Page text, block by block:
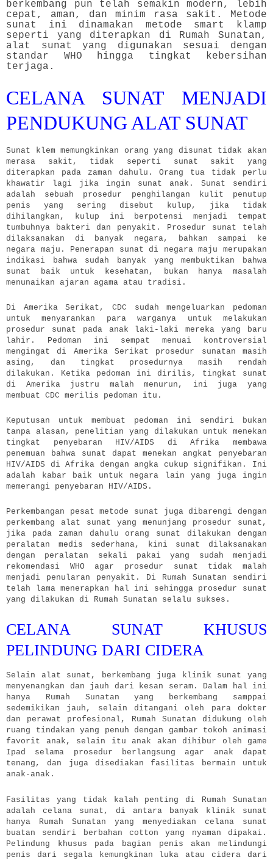
berkembang pun telah semakin modern, lebih
cepat, aman, dan minim rasa sakit. Metode
sunat ini dinamakan metode smart klamp
seperti yang diterapkan di Rumah Sunatan,
alat sunat yang digunakan sesuai dengan
standar WHO hingga tingkat kebersihan
terjaga.
CELANA SUNAT MENJADI
PENDUKUNG ALAT SUNAT
Sunat klem memungkinkan orang yang disunat tidak akan
merasa sakit, tidak seperti sunat sakit yang
diterapkan pada zaman dahulu. Orang tua tidak perlu
khawatir lagi jika ingin sunat anak. Sunat sendiri
adalah sebuah prosedur penghilangan kulit penutup
penis yang sering disebut kulup, jika tidak
dihilangkan, kulup ini berpotensi menjadi tempat
tumbuhnya bakteri dan penyakit. Prosedur sunat telah
dilaksanakan di banyak negara, bahkan sampai ke
negara maju. Penerapan sunat di negara maju merupakan
indikasi bahwa sudah banyak yang membuktikan bahwa
sunat baik untuk kesehatan, bukan hanya masalah
menunaikan ajaran agama atau tradisi.
Di Amerika Serikat, CDC sudah mengeluarkan pedoman
untuk menyarankan para warganya untuk melakukan
prosedur sunat pada anak laki-laki mereka yang baru
lahir. Pedoman ini sempat menuai kontroversial
mengingat di Amerika Serikat prosedur sunatan masih
asing, dan tingkat prosedurnya masih rendah
dilakukan. Ketika pedoman ini dirilis, tingkat sunat
di Amerika justru malah menurun, ini juga yang
membuat CDC merilis pedoman itu.
Keputusan untuk membuat pedoman ini sendiri bukan
tanpa alasan, penelitian yang dilakukan untuk menekan
tingkat penyebaran HIV/AIDS di Afrika membawa
penemuan bahwa sunat dapat menekan angkat penyebaran
HIV/AIDS di Afrika dengan angka cukup signifikan. Ini
adalah kabar baik untuk negara lain yang juga ingin
memerangi penyebaran HIV/AIDS.
Perkembangan pesat metode sunat juga dibarengi dengan
perkembang alat sunat yang menunjang prosedur sunat,
jika pada zaman dahulu orang sunat dilakukan dengan
peralatan medis sederhana, kini sunat dilaksanakan
dengan peralatan sekali pakai yang sudah menjadi
rekomendasi WHO agar prosedur sunat tidak malah
menjadi penularan penyakit. Di Rumah Sunatan sendiri
telah lama menerapkan hal ini sehingga prosedur sunat
yang dilakukan di Rumah Sunatan selalu sukses.
CELANA SUNAT KHUSUS
PELINDUNG DARI CIDERA
Selain alat sunat, berkembang juga klinik sunat yang
menyenangkan dan jauh dari kesan seram. Dalam hal ini
hanya Rumah Sunatan yang berkembang samppai
sedemikikan jauh, selain ditangani oleh para dokter
dan perawat profesional, Rumah Sunatan didukung oleh
ruang tindakan yang penuh dengan gambar tokoh animasi
favorit anak, selain itu anak akan dihibur oleh game
Ipad selama prosedur berlangsung agar anak dapat
tenang, dan juga disediakan fasilitas bermain untuk
anak-anak.
Fasilitas yang tidak kalah penting di Rumah Sunatan
adalah celana sunat, di antara banyak klinik sunat
hanya Rumah Sunatan yang menyediakan celana sunat
buatan sendiri berbahan cotton yang nyaman dipakai.
Pelindung khusus pada bagian penis akan melindungi
penis dari segala kemungkinan luka atau cidera dari